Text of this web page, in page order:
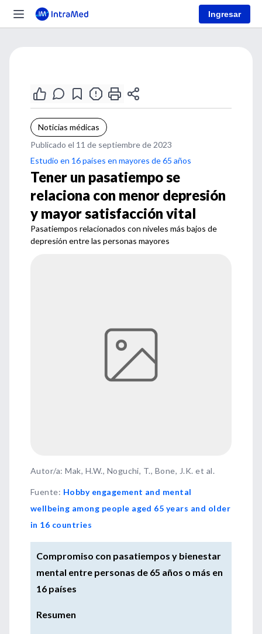
Ingresar
Noticias médicas
Publicado el 11 de septiembre de 2023
Estudio en 16 países en mayores de 65 años
Tener un pasatiempo se
relaciona con menor depresión
y mayor satisfacción vital
Pasatiempos relacionados con niveles más bajos de
depresión entre las personas mayores
Autor/a: Mak, H.W., Noguchi, T., Bone, J.K. et al.
Fuente: Hobby engagement and mental
wellbeing among people aged 65 years and older
in 16 countries
Compromiso con pasatiempos y bienestar
mental entre personas de 65 años o más en
16 países
Resumen